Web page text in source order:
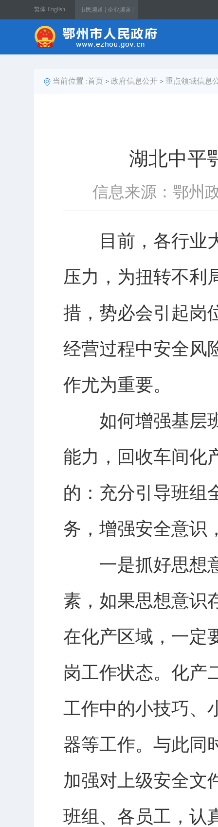
繁体 English 市民频道 | 企业频道 |
当前位置 :首页 > 政府信息公开 > 重点领域信息
湖北中平
信息来源：鄂州
目前，各行业大
压力，为扭转不利
措，势必会引起岗
经营过程中安全风
作尤为重要。
如何增强基层班
能力，回收车间化
的：充分引导班组
务，增强安全意识
一是抓好思想意
素，如果思想意识
在化产区域，一定
岗工作状态。化产
工作中的小技巧、
器等工作。与此同
加强对上级安全文
班组、各员工，认